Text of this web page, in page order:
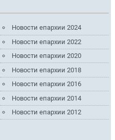
Новости епархии 2024
Новости епархии 2022
Новости епархии 2020
Новости епархии 2018
Новости епархии 2016
Новости епархии 2014
Новости епархии 2012